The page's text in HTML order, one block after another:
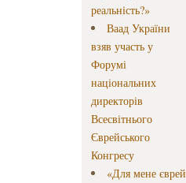
реальність?»
Ваад України
взяв участь у
Форумі
національних
директорів
Всесвітнього
Єврейського
Конгресу
«Для мене єврей